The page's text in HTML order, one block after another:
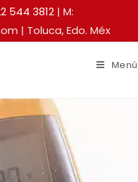
544 3812| M:
| Toluca, Edo. Méx
Menú